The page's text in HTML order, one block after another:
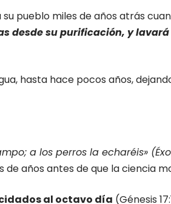
pueblo miles de años atrás
desde su purificación, y
hasta hace pocos años,
a los perros la echaréis»
años antes de que la ciencia
al octavo día (Génesis